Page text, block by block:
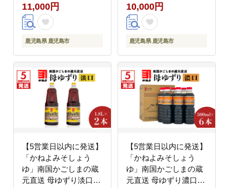
11,000円
鹿児島県 鹿児島市
10,000円
鹿児島県 鹿児島市
【5営業日以内に発送】
「かねよみそしょう
ゆ」南国かごしまの蔵
元直送 母ゆずり淡口
【5営業日以内に発送】
「かねよみそしょう
ゆ」南国かごしまの蔵
元直送 母ゆずり濃口